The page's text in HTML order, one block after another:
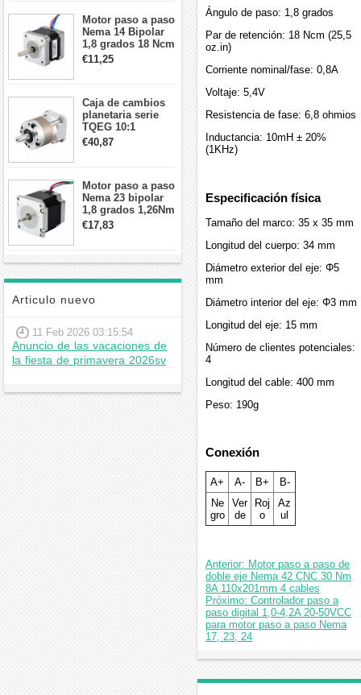
Motor paso a paso
Nema 14 Bipolar
1,8 grados 18 Ncm
0,8 A 5,74 V 35 x
35 x 34 mm 4
€11,25
Caja de cambios
planetaria serie
TQEG 10:1
contragolpe 15
arcmin para motor
€40,87
Motor paso a paso
Nema 23 bipolar
1,8 grados 1,26Nm
2,8A 2,5V
57x57x56mm 4
€17,83
Articulo nuevo
11 Feb 2026 03:15:54
Anuncio de las vacaciones de
la fiesta de primavera 2026sv
Ángulo de paso: 1,8 grados
Par de retención: 18 Ncm (25,5
oz.in)
Corriente nominal/fase: 0,8A
Voltaje: 5,4V
Resistencia de fase: 6,8 ohmios
Inductancia: 10mH ± 20%
(1KHz)
Especificación física
Tamaño del marco: 35 x 35 mm
Longitud del cuerpo: 34 mm
Diámetro exterior del eje: Φ5
mm
Diámetro interior del eje: Φ3 mm
Longitud del eje: 15 mm
Número de clientes potenciales:
4
Longitud del cable: 400 mm
Peso: 190g
Conexión
A+ A- B+
B-
Ne
gro
Ver
de
Roj
o
Az
ul
Anterior: Motor paso a paso de
doble eje Nema 42 CNC 30 Nm
8A 110x201mm 4 cables
Próximo: Controlador paso a
paso digital 1,0-4,2A 20-50VCC
para motor paso a paso Nema
17, 23, 24